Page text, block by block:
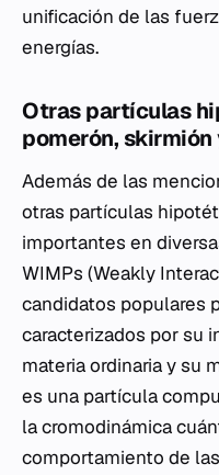
unificación de las
energías.
Otras partículas
pomerón,
Además de las
otras partículas
importantes en
WIMPs (Weakly
candidatos populares
caracterizados por su
materia ordinaria y su
es una partícula
la cromodinámica
comportamiento de